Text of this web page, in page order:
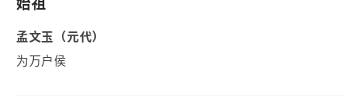
始祖
孟文玉（元代）
为万户侯